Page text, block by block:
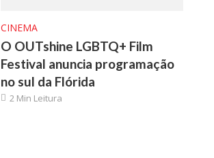
CINEMA
O OUTshine LGBTQ+ Film
Festival anuncia programação
no sul da Flórida
2 Min Leitura